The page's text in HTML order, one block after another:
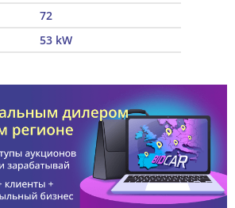
72
53 kW